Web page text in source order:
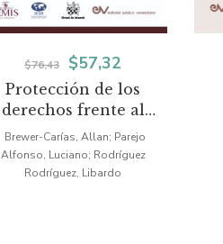
Protección de los
derechos frente al
poder de la
administración
$76,43
El
precio
era:
$57,32
precio
es:
Brewer-Carías, Allan; Parejo
Alfonso, Luciano; Rodríguez
Rodríguez, Libardo